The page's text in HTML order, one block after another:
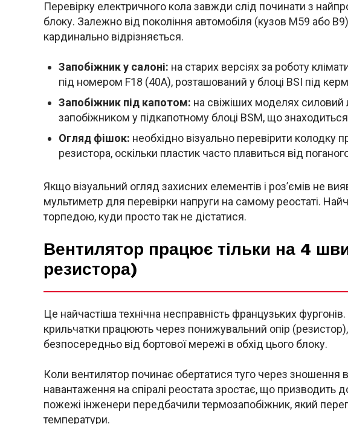
Перевірку електричного кола завжди слід починати з
блоку. Залежно від покоління автомобіля (кузов M59 або
кардинально відрізняється.
Запобіжник у салоні: на старих версіях за роботу
під номером F18 (40А), розташований у блоці BSI під
Запобіжник під капотом: на свіжіших моделях
запобіжником у підкапотному блоці BSM, що
Огляд фішок: необхідно візуально перевірити колодку
резистора, оскільки пластик часто плавиться від
Якщо візуальний огляд захисних елементів і роз’ємів не
мультиметр для перевірки напруги на самому реостаті.
торпедою, куди просто так не дістатися.
Вентилятор працює тільки на 4
резистора)
Це найчастіша технічна несправність французьких
крильчатки працюють через понижувальний опір
безпосередньо від бортової мережі в обхід цього блоку.
Коли вентилятор починає обертатися туго через зношення
навантаження на спіралі реостата зростає, що призводить
пожежі інженери передбачили термозапобіжник, який
температури.